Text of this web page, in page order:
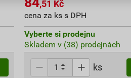
,51 Kč
cena za ks s DPH
Vyberte si prodejnu
Skladem v (38) prodejnách
ks